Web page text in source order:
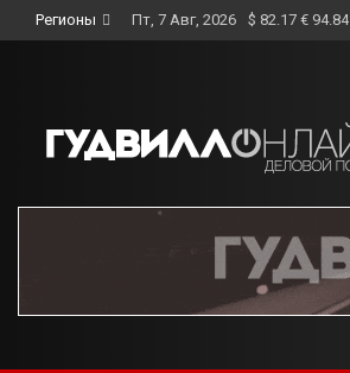
to
Регионы Пт, 7 Авг, 2026 $ 82.17 € 94.84